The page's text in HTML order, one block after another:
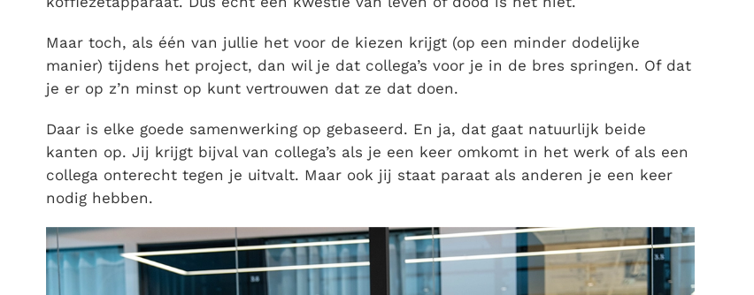
Maar toch, als één van jullie het voor de kiezen krijgt (op een minder dodelijke
manier) tijdens het project, dan wil je dat collega’s voor je in de bres springen. Of dat
je er op z’n minst op kunt vertrouwen dat ze dat doen.
Daar is elke goede samenwerking op gebaseerd. En ja, dat gaat natuurlijk beide
kanten op. Jij krijgt bijval van collega’s als je een keer omkomt in het werk of als een
collega onterecht tegen je uitvalt. Maar ook jij staat paraat als anderen je een keer
nodig hebben.